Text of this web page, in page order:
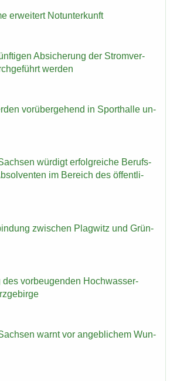
er­wei­tert Not­un­ter­kunft
Ab­si­che­rung der Strom­ver­
wer­den
vor­über­ge­hend in Sport­hal­le un­
wür­digt er­folg­rei­che Be­rufs­
im Be­reich des öf­fent­li­
zwi­schen Plag­witz und Grün­
des vor­beu­gen­den Hoch­was­ser­
warnt vor an­geb­li­chem Wun­